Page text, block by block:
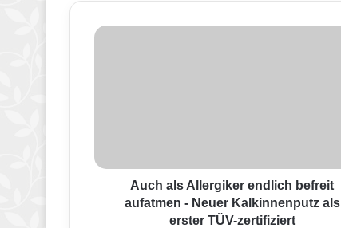
A
Auch als Allergiker endlich befreit
aufatmen - Neuer Kalkinnenputz als
erster TÜV-zertifiziert